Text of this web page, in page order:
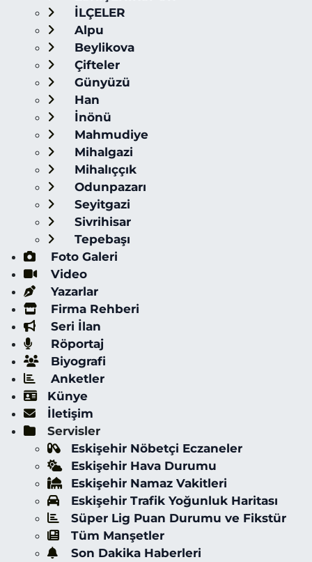
İLÇELER
Alpu
Beylikova
Çifteler
Günyüzü
Han
İnönü
Mahmudiye
Mihalgazi
Mihalıççık
Odunpazarı
Seyitgazi
Sivrihisar
Tepebaşı
Foto Galeri
Video
Yazarlar
Firma Rehberi
Seri İlan
Röportaj
Biyografi
Anketler
Künye
İletişim
Servisler
Eskişehir Nöbetçi Eczaneler
Eskişehir Hava Durumu
Eskişehir Namaz Vakitleri
Eskişehir Trafik Yoğunluk Haritası
Süper Lig Puan Durumu ve Fikstür
Tüm Manşetler
Son Dakika Haberleri